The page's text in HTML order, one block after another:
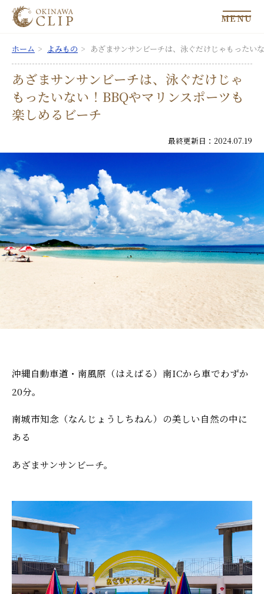
MENU
ホーム よみもの あざまサンサンビーチは、泳ぐだけじゃもったい
あざまサンサンビーチは、泳ぐだけじゃ
もったいない！BBQやマリンスポーツも
楽しめるビーチ
最終更新日：2024.07.19
沖縄自動車道・南風原（はえばる）南ICから車でわずか
20分。
南城市知念（なんじょうしちねん）の美しい自然の中に
ある
あざまサンサンビーチ。